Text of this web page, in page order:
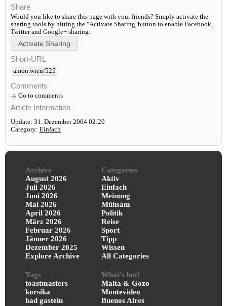
Share
Would you like to share this page with your friends? Simply activate the
sharing tools by hitting the "Activate Sharing"button to enable Facebook,
Twitter and Google+ sharing.
Short-URL
amon.wien/525
Comments
Go to comments
Article Information
Update: 31. Dezember 2004 02:20
Category: Einfach
Archive
August 2026
Juli 2026
Juni 2026
Mai 2026
April 2026
März 2026
Februar 2026
Jänner 2026
Dezember 2025
Explore Archive
Categories
Aktiv
Einfach
Meinung
Mühsam
Politik
Reise
Sport
Tipp
Wissen
All Categories
Tags
toastmasters
korsika
bad gastein
What's hot!
Malta & Gozo
Montevideo
Buenos Aires